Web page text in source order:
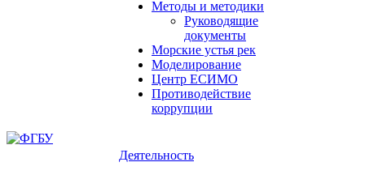
Методы и методики
Руководящие
документы
Морские устья рек
Моделирование
Центр ЕСИМО
Противодействие
коррупции
Деятельность